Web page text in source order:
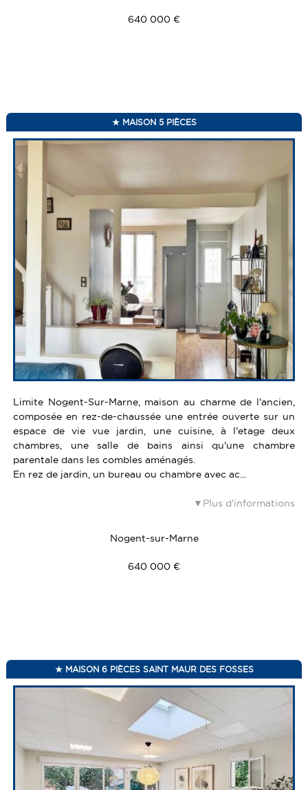
640 000 €
MAISON 5 PIÈCES
Limite Nogent-Sur-Marne, maison au charme de l'ancien,
composée en rez-de-chaussée une entrée ouverte sur un
espace de vie vue jardin, une cuisine, à l'etage deux
chambres, une salle de bains ainsi qu'une chambre
parentale dans les combles aménagés.
En rez de jardin, un bureau ou chambre avec ac...
Plus d'informations
Nogent-sur-Marne
640 000 €
MAISON 6 PIÈCES SAINT MAUR DES FOSSES